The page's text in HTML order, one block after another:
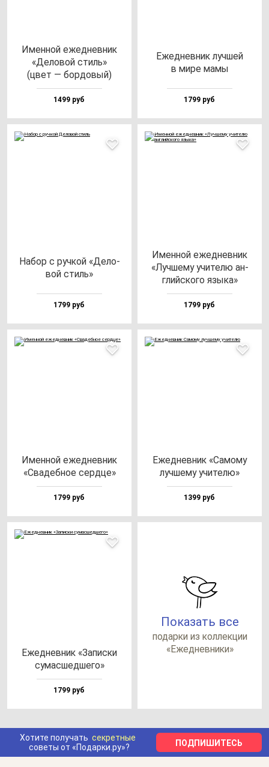
Имен­ной ежед­нев­ник
«Дело­вой стиль»
(цвет — бор­до­вый)
1499 руб
Ежед­нев­ник луч­шей
в ми­ре ма­мы
1799 руб
Набор с руч­кой «Дело­
вой стиль»
1799 руб
Имен­ной ежед­нев­ник
«Луч­ше­му учи­те­лю ан­
глий­ско­го язы­ка»
1799 руб
Имен­ной ежед­нев­ник
«Сва­деб­ное сер­дце»
1799 руб
Ежед­нев­ник «Само­му
луч­ше­му учи­те­лю»
1399 руб
Ежед­нев­ник «Запис­ки
су­мас­шед­ше­го»
1799 руб
Показать все
по­дар­ки из кол­лек­ции
«Ежед­нев­ни­ки»
Хотите получать секретные
советы от «Подарки.ру»?
ПОДПИШИТЕСЬ